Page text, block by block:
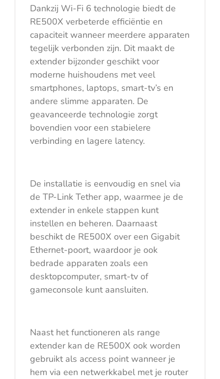
Dankzij Wi-Fi 6 technologie biedt de
RE500X verbeterde efficiëntie en
capaciteit wanneer meerdere apparaten
tegelijk verbonden zijn. Dit maakt de
extender bijzonder geschikt voor
moderne huishoudens met veel
smartphones, laptops, smart-tv’s en
andere slimme apparaten. De
geavanceerde technologie zorgt
bovendien voor een stabielere
verbinding en lagere latency.
De installatie is eenvoudig en snel via
de TP-Link Tether app, waarmee je de
extender in enkele stappen kunt
instellen en beheren. Daarnaast
beschikt de RE500X over een Gigabit
Ethernet-poort, waardoor je ook
bedrade apparaten zoals een
desktopcomputer, smart-tv of
gameconsole kunt aansluiten.
Naast het functioneren als range
extender kan de RE500X ook worden
gebruikt als access point wanneer je
hem via een netwerkkabel met je router